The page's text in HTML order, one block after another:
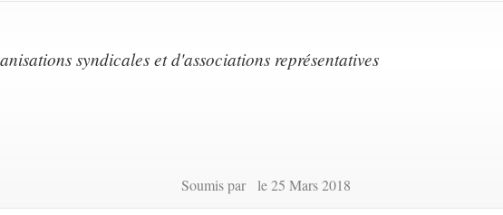
syndicales et d'associations représentatives
Soumis par le 25 Mars 2018